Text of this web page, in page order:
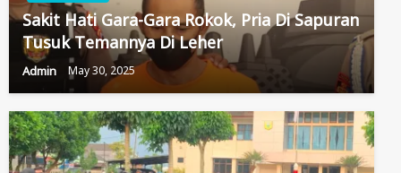
Sakit Hati Gara-Gara Rokok, Pria Di Sapuran
Tusuk Temannya Di Leher
Admin May 30, 2025